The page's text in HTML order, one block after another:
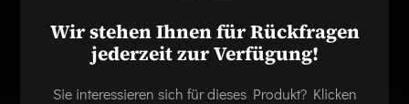
Wir stehen Ihnen für Rückfragen
jederzeit zur Verfügung!
Sie interessieren sich für dieses Produkt? Klicken